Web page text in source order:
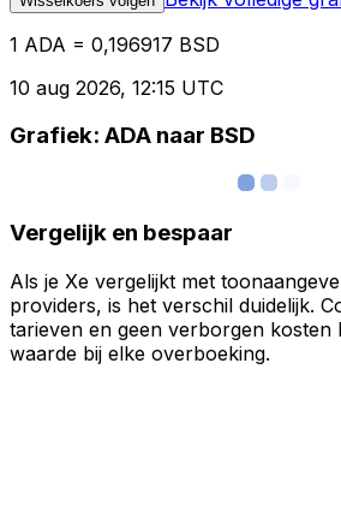
1 ADA = 0,196917 BSD
10 aug 2026, 12:15 UTC
Grafiek: ADA naar BSD
Vergelijk en bespaar
Als je Xe vergelijkt met
providers, is het verschil duidelijk.
tarieven en geen verborgen kosten
waarde bij elke overboeking.